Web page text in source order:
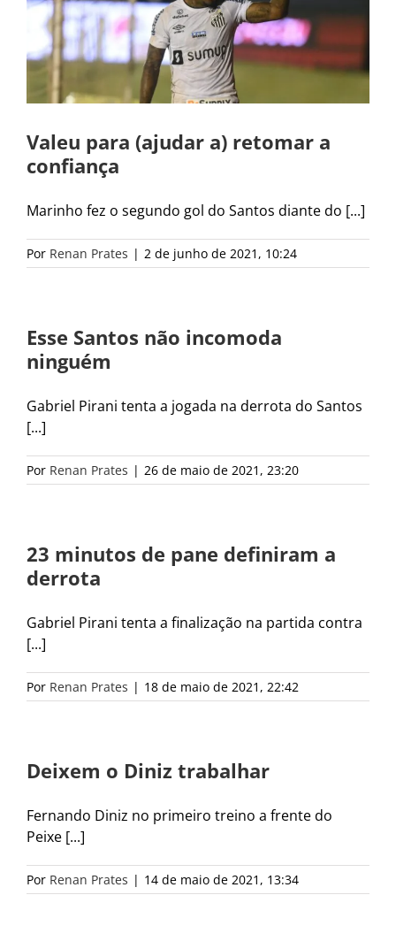
Valeu para (ajudar a) retomar a
confiança
Marinho fez o segundo gol do Santos diante do [...]
Por Renan Prates | 2 de junho de 2021, 10:24
Esse Santos não incomoda
ninguém
Gabriel Pirani tenta a jogada na derrota do Santos
[...]
Por Renan Prates | 26 de maio de 2021, 23:20
23 minutos de pane definiram a
derrota
Gabriel Pirani tenta a finalização na partida contra
[...]
Por Renan Prates | 18 de maio de 2021, 22:42
Deixem o Diniz trabalhar
Fernando Diniz no primeiro treino a frente do
Peixe [...]
Por Renan Prates | 14 de maio de 2021, 13:34